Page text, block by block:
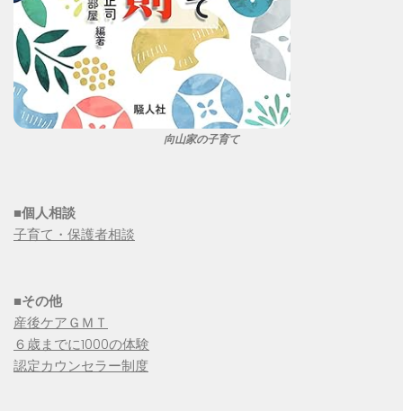
向山家の子育て
■個人相談
子育て・保護者相談
■その他
産後ケアＧＭＴ
６歳までに1000の体験
認定カウンセラー制度